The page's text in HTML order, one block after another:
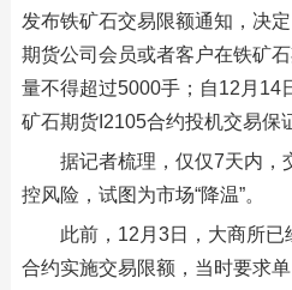
发布铁矿石交易限额通知，决
期货公司会员或者客户在铁矿
量不得超过5000手；自12月14
矿石期货I2105合约投机交易保
据记者梳理，仅仅7天内，
控风险，试图为市场“降温”。
此前，12月3日，大商所
合约实施交易限额，当时要求